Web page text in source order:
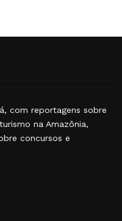
com reportagens sobre
na Amazônia,
concursos e